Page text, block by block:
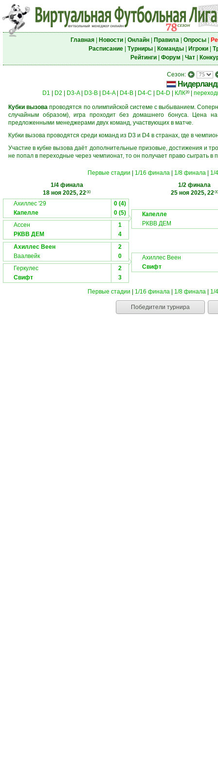
Главная| Новости| Онлайн| Правила| Опросы|
Расписание| Турниры| Команды| Игроки|
Рейтинги| Форум Чат|
Сезон:
D1 D2 D3-A| D3-B| D4-A| D4-B| D4-C D4-D КЛК20|
Кубки вызова проводятся по олимпийской системе с выбыванием.
случайным образом), игра проходит без домашнего бонуса. Цена
предложенными менеджерами двух команд, участвующих в матче.
Кубки вызова проводятся среди команд из D3 и D4 в странах, где в
Участие в кубке вызова даёт дополнительные призовые, достижения и
не попал в переходные через чемпионат, то он получает право сыграть
Первые стадии 1/16 финала| 1/8 финала|
1/
1/4 финала
18 ноя 2025, 2200
1/2 финала
25 ноя 2025, 2200
Ахиллес '29
0 (4)
Капелле
0 (5)
Ассен
1
РКВВ ДЕМ
4
Капелле
РКВВ ДЕМ
Ахиллес Веен
2
Ваалвейк
0
Геркулес
2
Свифт
3
Ахиллес Веен
Свифт
Первые стадии 1/16 финала| 1/8 финала| 1/
Победители турнира